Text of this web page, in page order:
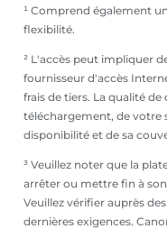
¹ Comprend également
flexibilité.
² L'accès peut impliquer
fournisseur d'accès
frais de tiers. La qualité
téléchargement, de votre
disponibilité et de sa
³ Veuillez noter que la
arrêter ou mettre fin à
Veuillez vérifier auprès
dernières exigences.